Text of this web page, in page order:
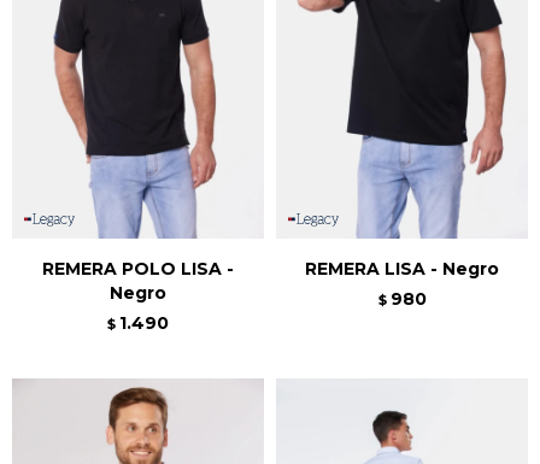
REMERA POLO LISA -
Negro
$ 1.490
REMERA LISA - Negro
$ 980